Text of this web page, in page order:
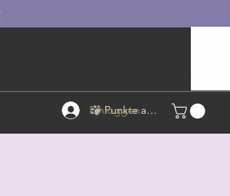
Einloggen Punkte ansehen